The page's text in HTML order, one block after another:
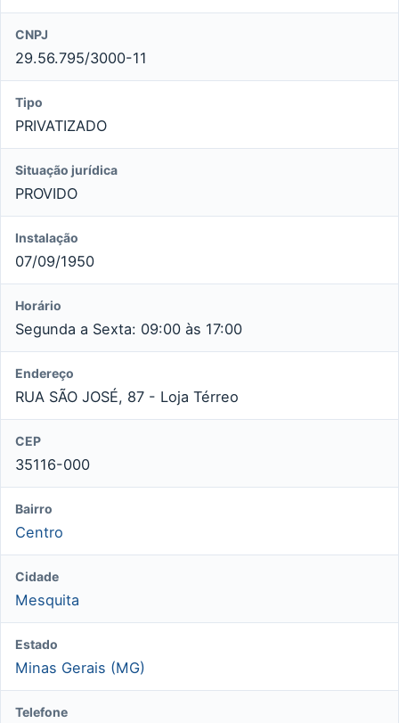
CNPJ
29.56.795/3000-11
Tipo
PRIVATIZADO
Situação jurídica
PROVIDO
Instalação
07/09/1950
Horário
Segunda a Sexta: 09:00 às 17:00
Endereço
RUA SÃO JOSÉ, 87 - Loja Térreo
CEP
35116-000
Bairro
Centro
Cidade
Mesquita
Estado
Minas Gerais (MG)
Telefone